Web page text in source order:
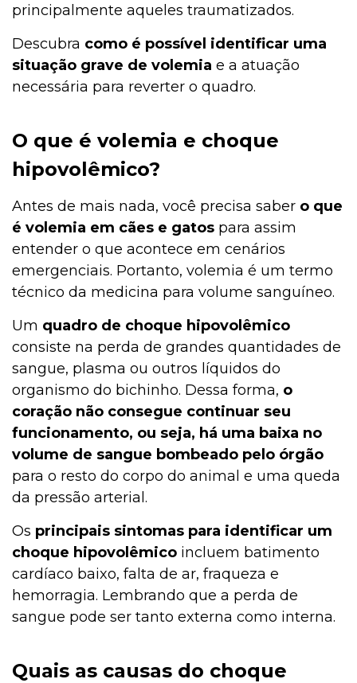
principalmente aqueles traumatizados.
Descubra como é possível identificar uma
situação grave de volemia e a atuação
necessária para reverter o quadro.
O que é volemia e choque
hipovolêmico?
Antes de mais nada, você precisa saber o que
é volemia em cães e gatos para assim
entender o que acontece em cenários
emergenciais. Portanto, volemia é um termo
técnico da medicina para volume sanguíneo.
Um quadro de choque hipovolêmico
consiste na perda de grandes quantidades de
sangue, plasma ou outros líquidos do
organismo do bichinho. Dessa forma, o
coração não consegue continuar seu
funcionamento, ou seja, há uma baixa no
volume de sangue bombeado pelo órgão
para o resto do corpo do animal e uma queda
da pressão arterial.
Os principais sintomas para identificar um
choque hipovolêmico incluem batimento
cardíaco baixo, falta de ar, fraqueza e
hemorragia. Lembrando que a perda de
sangue pode ser tanto externa como interna.
Quais as causas do choque